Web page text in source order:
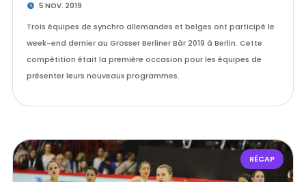
5 NOV. 2019
Trois équipes de synchro allemandes et belges ont participé le
week-end dernier au Grosser Berliner Bär 2019 à Berlin. Cette
compétition était la première occasion pour les équipes de
présenter leurs nouveaux programmes.
RÉCAP